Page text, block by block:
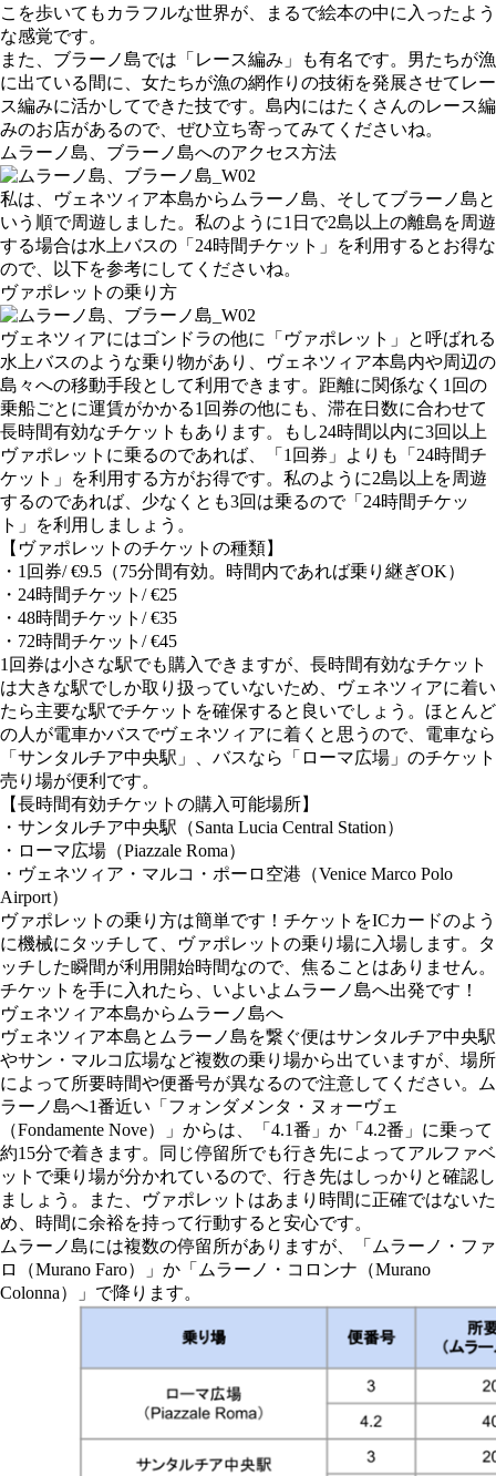
こを歩いてもカラフルな世界が、まるで絵本の中に入ったよう
な感覚です。
また、ブラーノ島では「レース編み」も有名です。男たちが漁
に出ている間に、女たちが漁の網作りの技術を発展させてレー
ス編みに活かしてできた技です。島内にはたくさんのレース編
みのお店があるので、ぜひ立ち寄ってみてくださいね。
ムラーノ島、ブラーノ島へのアクセス方法
私は、ヴェネツィア本島からムラーノ島、そしてブラーノ島と
いう順で周遊しました。私のように1日で2島以上の離島を周遊
する場合は水上バスの「24時間チケット」を利用するとお得な
ので、以下を参考にしてくださいね。
ヴァポレットの乗り方
ヴェネツィアにはゴンドラの他に「ヴァポレット」と呼ばれる
水上バスのような乗り物があり、ヴェネツィア本島内や周辺の
島々への移動手段として利用できます。距離に関係なく1回の
乗船ごとに運賃がかかる1回券の他にも、滞在日数に合わせて
長時間有効なチケットもあります。もし24時間以内に3回以上
ヴァポレットに乗るのであれば、「1回券」よりも「24時間チ
ケット」を利用する方がお得です。私のように2島以上を周遊
するのであれば、少なくとも3回は乗るので「24時間チケッ
ト」を利用しましょう。
【ヴァポレットのチケットの種類】
・1回券/ €9.5（75分間有効。時間内であれば乗り継ぎOK）
・24時間チケット/ €25
・48時間チケット/ €35
・72時間チケット/ €45
1回券は小さな駅でも購入できますが、長時間有効なチケット
は大きな駅でしか取り扱っていないため、ヴェネツィアに着い
たら主要な駅でチケットを確保すると良いでしょう。ほとんど
の人が電車かバスでヴェネツィアに着くと思うので、電車なら
「サンタルチア中央駅」、バスなら「ローマ広場」のチケット
売り場が便利です。
【長時間有効チケットの購入可能場所】
・サンタルチア中央駅（Santa Lucia Central Station）
・ローマ広場（Piazzale Roma）
・ヴェネツィア・マルコ・ポーロ空港（Venice Marco Polo
Airport）
ヴァポレットの乗り方は簡単です！チケットをICカードのよう
に機械にタッチして、ヴァポレットの乗り場に入場します。タ
ッチした瞬間が利用開始時間なので、焦ることはありません。
チケットを手に入れたら、いよいよムラーノ島へ出発です！
ヴェネツィア本島からムラーノ島へ
ヴェネツィア本島とムラーノ島を繋ぐ便はサンタルチア中央駅
やサン・マルコ広場など複数の乗り場から出ていますが、場所
によって所要時間や便番号が異なるので注意してください。ム
ラーノ島へ1番近い「フォンダメンタ・ヌォーヴェ
（Fondamente Nove）」からは、「4.1番」か「4.2番」に乗って
約15分で着きます。同じ停留所でも行き先によってアルファベ
ットで乗り場が分かれているので、行き先はしっかりと確認し
ましょう。また、ヴァポレットはあまり時間に正確ではないた
め、時間に余裕を持って行動すると安心です。
ムラーノ島には複数の停留所がありますが、「ムラーノ・ファ
ロ（Murano Faro）」か「ムラーノ・コロンナ（Murano
Colonna）」で降ります。